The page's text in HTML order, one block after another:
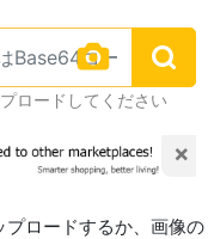
ロードしてください
×
ロードするか、画像の